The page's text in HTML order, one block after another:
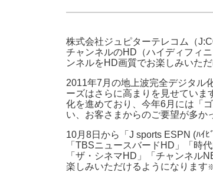
障害・メンテナンス
株式会社ジュピターテレコム（
チャンネルのHD（ハイディフィ
ンネルをHD画質でお楽しみいた
2011年7月の地上波完全デジタル
ーズはさらに高まりを見せてい
化を進めており、今年6月には「
い、お客さまからのご要望が多
10月8日から「J sports ESPN (ﾊｲﾋ
「TBSニュースバードHD」「時
「ザ・シネマHD」「チャンネ
楽しみいただけるようになります